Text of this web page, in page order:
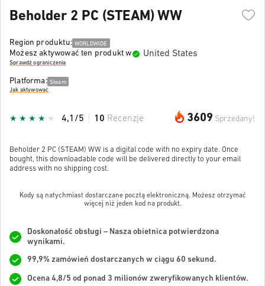
Beholder 2 PC (STEAM) WW
Region produktu: WORLDWIDE
Możesz aktywować ten produkt w United States
Sprawdź ograniczenia
Platforma: Steam
Jak aktywować
3609 Sprzedany!
4,1/5 10 Recenzje
Beholder 2 PC (STEAM) WW is a digital code with no expiry date. Once
bought, this downloadable code will be delivered directly to your email
address with no shipping cost.
Kody są natychmiast dostarczane pocztą elektroniczną. Możesz otrzymać
więcej niż jeden kod na produkt.
Doskonałość obsługi – Nasza obietnica potwierdzona
wynikami.
99,9% zamówień dostarczanych w ciągu 60 sekund.
Ocena 4,8/5 od ponad 3 milionów zweryfikowanych klientów.